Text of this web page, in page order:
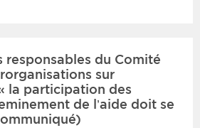
responsables du Comité
sur
la participation des
de l’aide doit se